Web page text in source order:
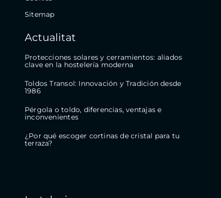
Sitemap
Actualitat
Protecciones solares y cerramientos: aliados
clave en la hostelería moderna
Toldos Transol: Innovación y Tradición desde
1986
Pérgola o toldo, diferencias, ventajas e
inconvenientes
¿Por qué escoger cortinas de cristal para tu
terraza?